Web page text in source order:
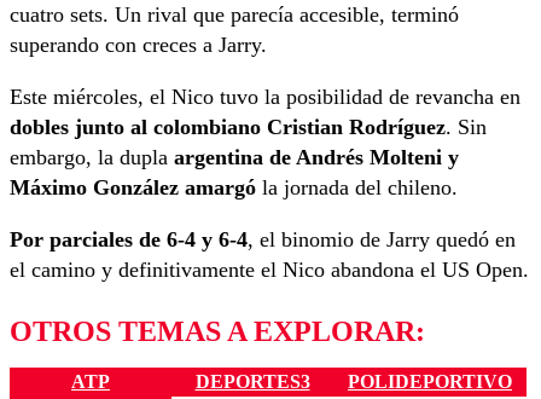
cuatro sets. Un rival que parecía accesible, terminó
superando con creces a Jarry.
Este miércoles, el Nico tuvo la posibilidad de revancha en
dobles junto al colombiano Cristian Rodríguez. Sin
embargo, la dupla argentina de Andrés Molteni y
Máximo González amargó la jornada del chileno.
Por parciales de 6-4 y 6-4, el binomio de Jarry quedó en
el camino y definitivamente el Nico abandona el US Open.
OTROS TEMAS A EXPLORAR:
ATP DEPORTES3
POLIDEPORTIVO